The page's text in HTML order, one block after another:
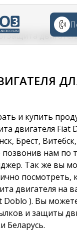
Защита
и купить
двигателя Fiat
Брест,
нам по
Так же вы
посмотреть,
двигателя на
Doblo ). Вы
и защиты
Беларусь.